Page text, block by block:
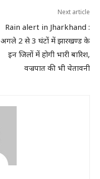
Next article
Rain alert in Jharkhand :
अगले 2 से 3 घंटों में झारखण्ड के
इन जिलों में होगी भारी बारिश,
वज्रपात की भी चेतावनी